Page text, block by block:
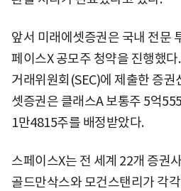
앞서 미래에셋증권은 국내 전문
페이스X 공모주 청약을 진행했
거래위원회(SEC)에 제출한 증권
셋증권은 클래스A 보통주 5억
1만4815주를 배정받았다.
스페이스X는 전 세계 22개 증권
골드만삭스와 모건스탠리가 각